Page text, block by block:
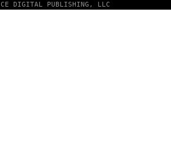
DIGITAL PUBLISHING, LLC